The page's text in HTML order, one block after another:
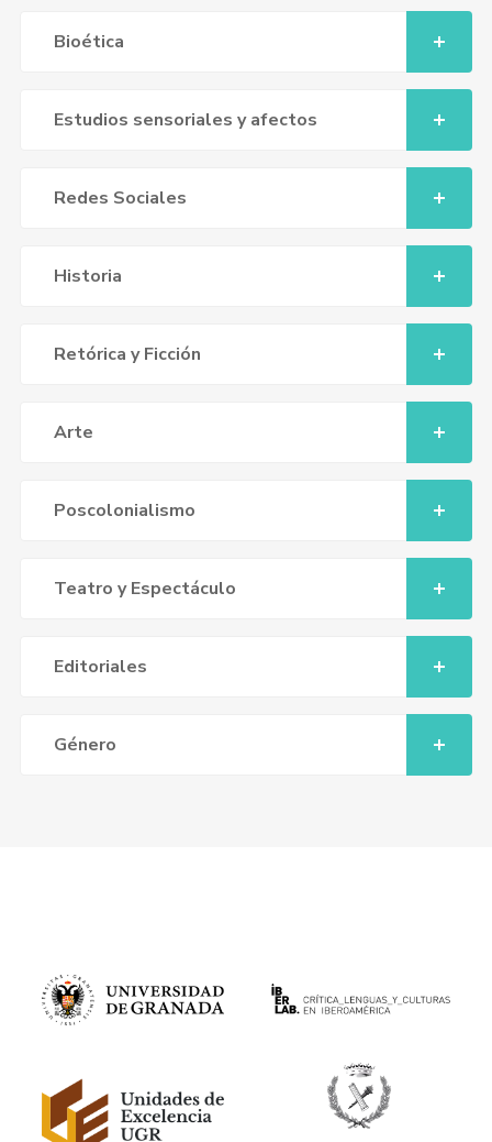
Bioética
Estudios sensoriales y afectos
Redes Sociales
Historia
Retórica y Ficción
Arte
Poscolonialismo
Teatro y Espectáculo
Editoriales
Género